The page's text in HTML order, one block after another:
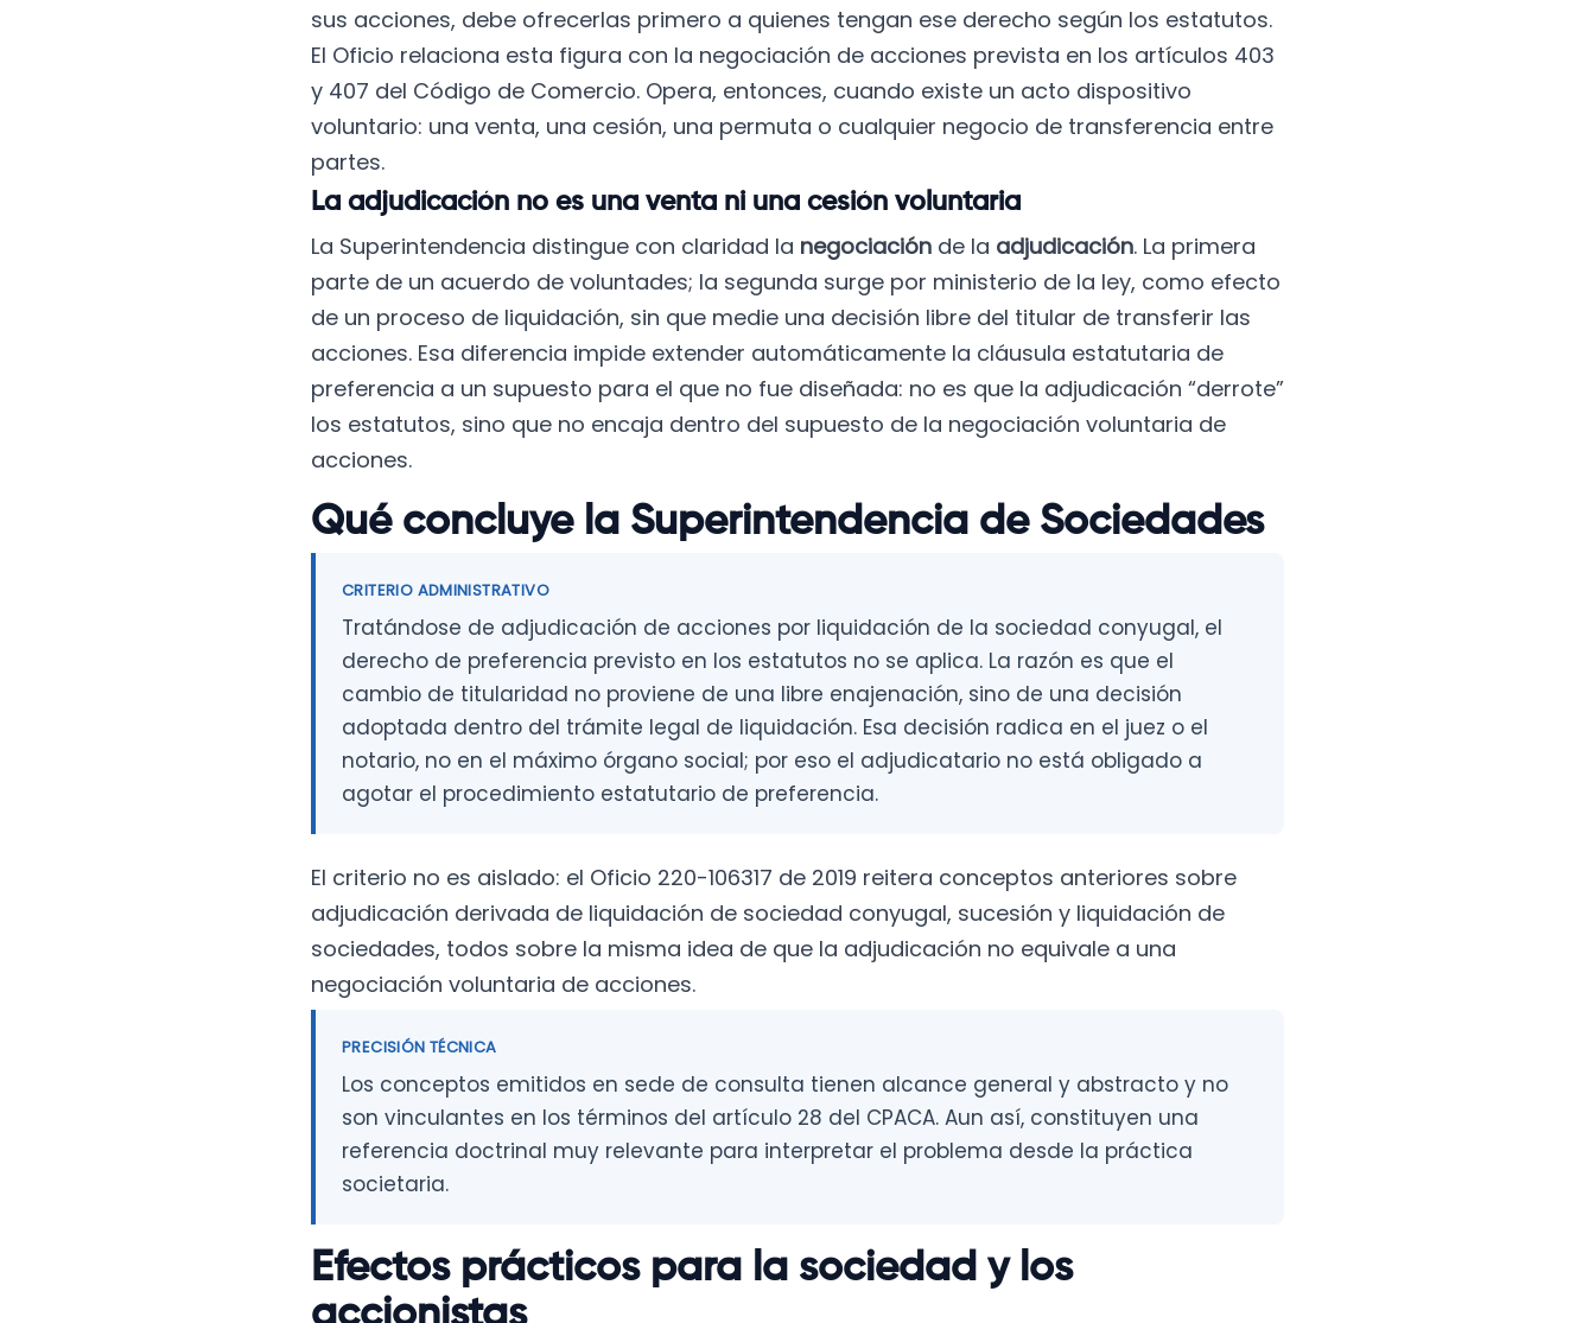
sus acciones, debe ofrecerlas primero a quienes tengan ese derecho según los estatutos.
El Oficio relaciona esta figura con la negociación de acciones prevista en los artículos 403
y 407 del Código de Comercio. Opera, entonces, cuando existe un acto dispositivo
voluntario: una venta, una cesión, una permuta o cualquier negocio de transferencia entre
partes.
La adjudicación no es una venta ni una cesión voluntaria
La Superintendencia distingue con claridad la negociación de la adjudicación. La primera
parte de un acuerdo de voluntades; la segunda surge por ministerio de la ley, como efecto
de un proceso de liquidación, sin que medie una decisión libre del titular de transferir las
acciones. Esa diferencia impide extender automáticamente la cláusula estatutaria de
preferencia a un supuesto para el que no fue diseñada: no es que la adjudicación “derrote”
los estatutos, sino que no encaja dentro del supuesto de la negociación voluntaria de
acciones.
Qué concluye la Superintendencia de Sociedades
CRITERIO ADMINISTRATIVO
Tratándose de adjudicación de acciones por liquidación de la sociedad conyugal, el
derecho de preferencia previsto en los estatutos no se aplica. La razón es que el
cambio de titularidad no proviene de una libre enajenación, sino de una decisión
adoptada dentro del trámite legal de liquidación. Esa decisión radica en el juez o el
notario, no en el máximo órgano social; por eso el adjudicatario no está obligado a
agotar el procedimiento estatutario de preferencia.
El criterio no es aislado: el Oficio 220-106317 de 2019 reitera conceptos anteriores sobre
adjudicación derivada de liquidación de sociedad conyugal, sucesión y liquidación de
sociedades, todos sobre la misma idea de que la adjudicación no equivale a una
negociación voluntaria de acciones.
PRECISIÓN TÉCNICA
Los conceptos emitidos en sede de consulta tienen alcance general y abstracto y no
son vinculantes en los términos del artículo 28 del CPACA. Aun así, constituyen una
referencia doctrinal muy relevante para interpretar el problema desde la práctica
societaria.
Efectos prácticos para la sociedad y los